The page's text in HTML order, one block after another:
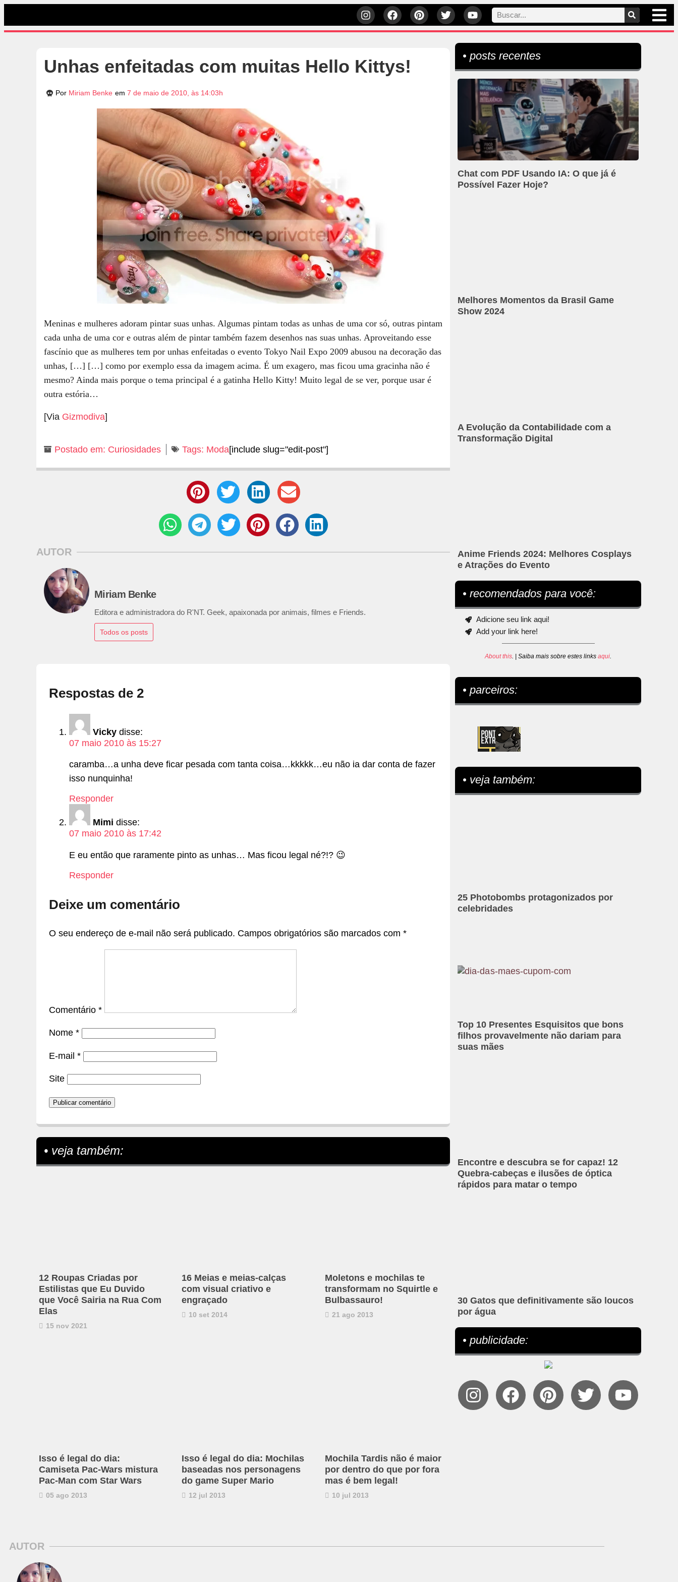
Unhas enfeitadas com muitas Hello Kittys!
Por Miriam Benke em 7 de maio de 2010, às 14:03h
Meninas e mulheres adoram pintar suas unhas. Algumas pintam todas as unhas de uma cor só, outras pintam
cada unha de uma cor e outras além de pintar também fazem desenhos nas suas unhas. Aproveitando esse
fascínio que as mulheres tem por unhas enfeitadas o evento Tokyo Nail Expo 2009 abusou na decoração das
unhas, […] […] como por exemplo essa da imagem acima. É um exagero, mas ficou uma gracinha não é
mesmo? Ainda mais porque o tema principal é a gatinha Hello Kitty! Muito legal de se ver, porque usar é
outra estória…
[Via Gizmodiva]
Postado em: Curiosidades Tags: Moda[include slug="edit-post"]
AUTOR
Miriam Benke
Editora e administradora do R'NT. Geek, apaixonada por animais, filmes e Friends.
Todos os posts
Respostas de 2
Vicky disse:
07 maio 2010 às 15:27
caramba…a unha deve ficar pesada com tanta coisa…kkkkk…eu não ia dar conta de fazer
isso nunquinha!
Responder
Mimi disse:
07 maio 2010 às 17:42
E eu então que raramente pinto as unhas… Mas ficou legal né?!? 😉
Responder
Deixe um comentário
O seu endereço de e-mail não será publicado. Campos obrigatórios são marcados com *
Comentário *
Nome *
E-mail *
Site
• veja também:
12 Roupas Criadas por
Estilistas que Eu Duvido
que Você Sairia na Rua Com
Elas
15 nov 2021
16 Meias e meias-calças
com visual criativo e
engraçado
10 set 2014
Moletons e mochilas te
transformam no Squirtle e
Bulbassauro!
21 ago 2013
Isso é legal do dia:
Camiseta Pac-Wars mistura
Pac-Man com Star Wars
05 ago 2013
Isso é legal do dia: Mochilas
baseadas nos personagens
do game Super Mario
12 jul 2013
Mochila Tardis não é maior
por dentro do que por fora
mas é bem legal!
10 jul 2013
• posts recentes
Chat com PDF Usando IA: O que já é
Possível Fazer Hoje?
Melhores Momentos da Brasil Game
Show 2024
A Evolução da Contabilidade com a
Transformação Digital
Anime Friends 2024: Melhores Cosplays
e Atrações do Evento
• recomendados para você:
Adicione seu link aqui!
Add your link here!
About this. | Saiba mais sobre estes linksaqui.
• parceiros:
• veja também:
25 Photobombs protagonizados por
celebridades
Top 10 Presentes Esquisitos que bons
filhos provavelmente não dariam para
suas mães
Encontre e descubra se for capaz! 12
Quebra-cabeças e ilusões de óptica
rápidos para matar o tempo
30 Gatos que definitivamente são loucos
por água
• publicidade:
AUTOR